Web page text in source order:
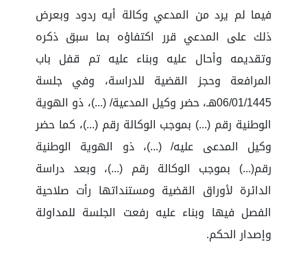
فيما لم يرد من المدعي وكالة أيه ردود وبعرض
ذلك على المدعي قرر اكتفاؤه بما سبق ذكره
وتقديمه وأحال عليه وبناء عليه تم قفل باب
المرافعة وحجز القضية للدراسة، وفي جلسة
06/01/1445هـ، حضر وكيل المدعية/ (...)، ذو الهوية
الوطنية رقم (...) بموجب الوكالة رقم (...)، كما حضر
وكيل المدعى عليه/ (...)، ذو الهوية الوطنية
رقم(...) بموجب الوكالة رقم (...)، وبعد دراسة
الدائرة لأوراق القضية ومستنداتها رأت صلاحية
الفصل فيها وبناء عليه رفعت الجلسة للمداولة
وإصدار الحكم.